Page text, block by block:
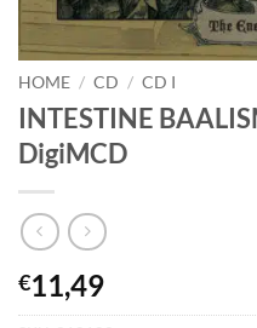
HOME / CD / CD I
INTESTINE
DigiMCD
€11,49